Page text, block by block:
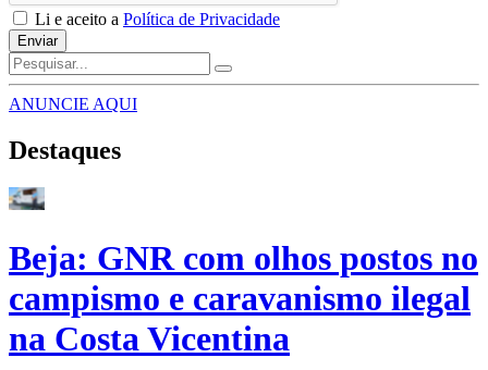
Li e aceito a Política de Privacidade
Enviar
ANUNCIE AQUI
Destaques
Beja: GNR com olhos postos no
campismo e caravanismo ilegal
na Costa Vicentina